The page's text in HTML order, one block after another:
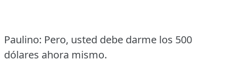
Paulino: Pero, usted debe darme los 500
dólares ahora mismo.